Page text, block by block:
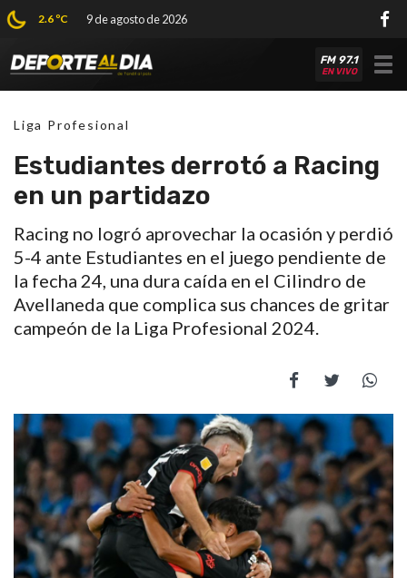
2.6 ºC 9 de agosto de 2026
FM 97.1
EN VIVO
Liga Profesional
Estudiantes derrotó a Racing
en un partidazo
Racing no logró aprovechar la ocasión y perdió
5-4 ante Estudiantes en el juego pendiente de
la fecha 24, una dura caída en el Cilindro de
Avellaneda que complica sus chances de gritar
campeón de la Liga Profesional 2024.